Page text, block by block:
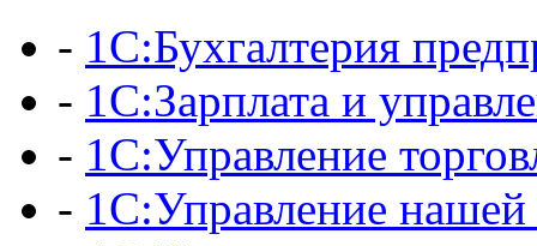
- 1С:Бухгалтерия
- 1С:Зарплата и
- 1С:Управление
- 1С:Управление